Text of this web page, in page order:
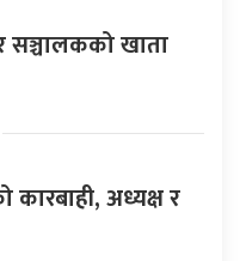
सञ्चालकको खाता
कारबाही, अध्यक्ष र